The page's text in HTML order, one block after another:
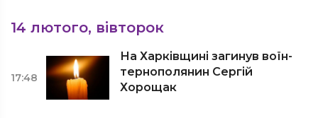
14 лютого, вівторок
17:48
На Харківщині загинув воїн-
тернополянин Сергій
Хорощак